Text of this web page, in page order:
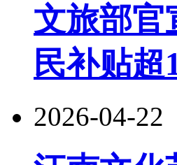
文旅部官
民补贴超
2026-04-22